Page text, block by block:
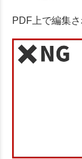
PDF上で編集